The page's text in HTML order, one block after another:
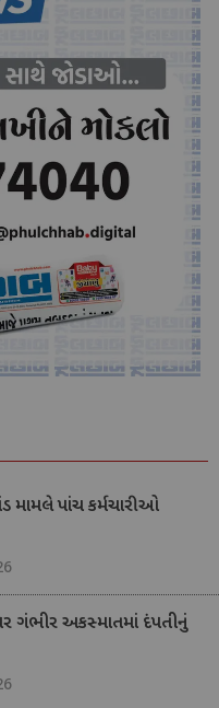
મામલે પાંચ કર્મચારીઓ
ગંભીર અકસ્માતમાં દંપતીનું